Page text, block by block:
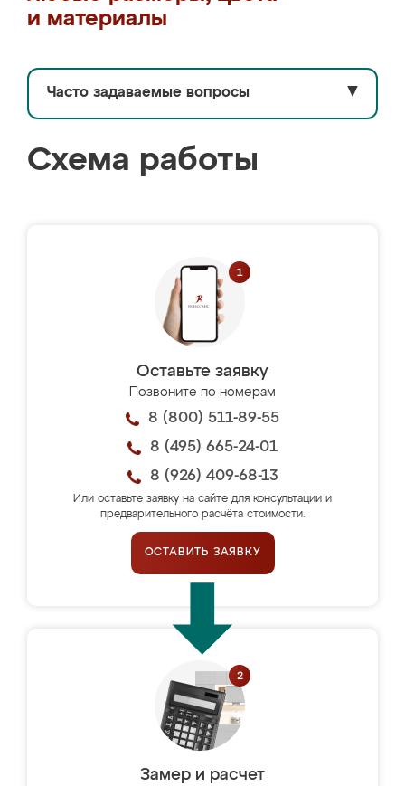
и материалы
Часто задаваемые вопросы ▼
Схема работы
Оставьте заявку
Позвоните по номерам
8 (800) 511-89-55
8 (495) 665-24-01
8 (926) 409-68-13
Или оставьте заявку на сайте для консультации и
предварительного расчёта стоимости.
ОСТАВИТЬ ЗАЯВКУ
Замер и расчет